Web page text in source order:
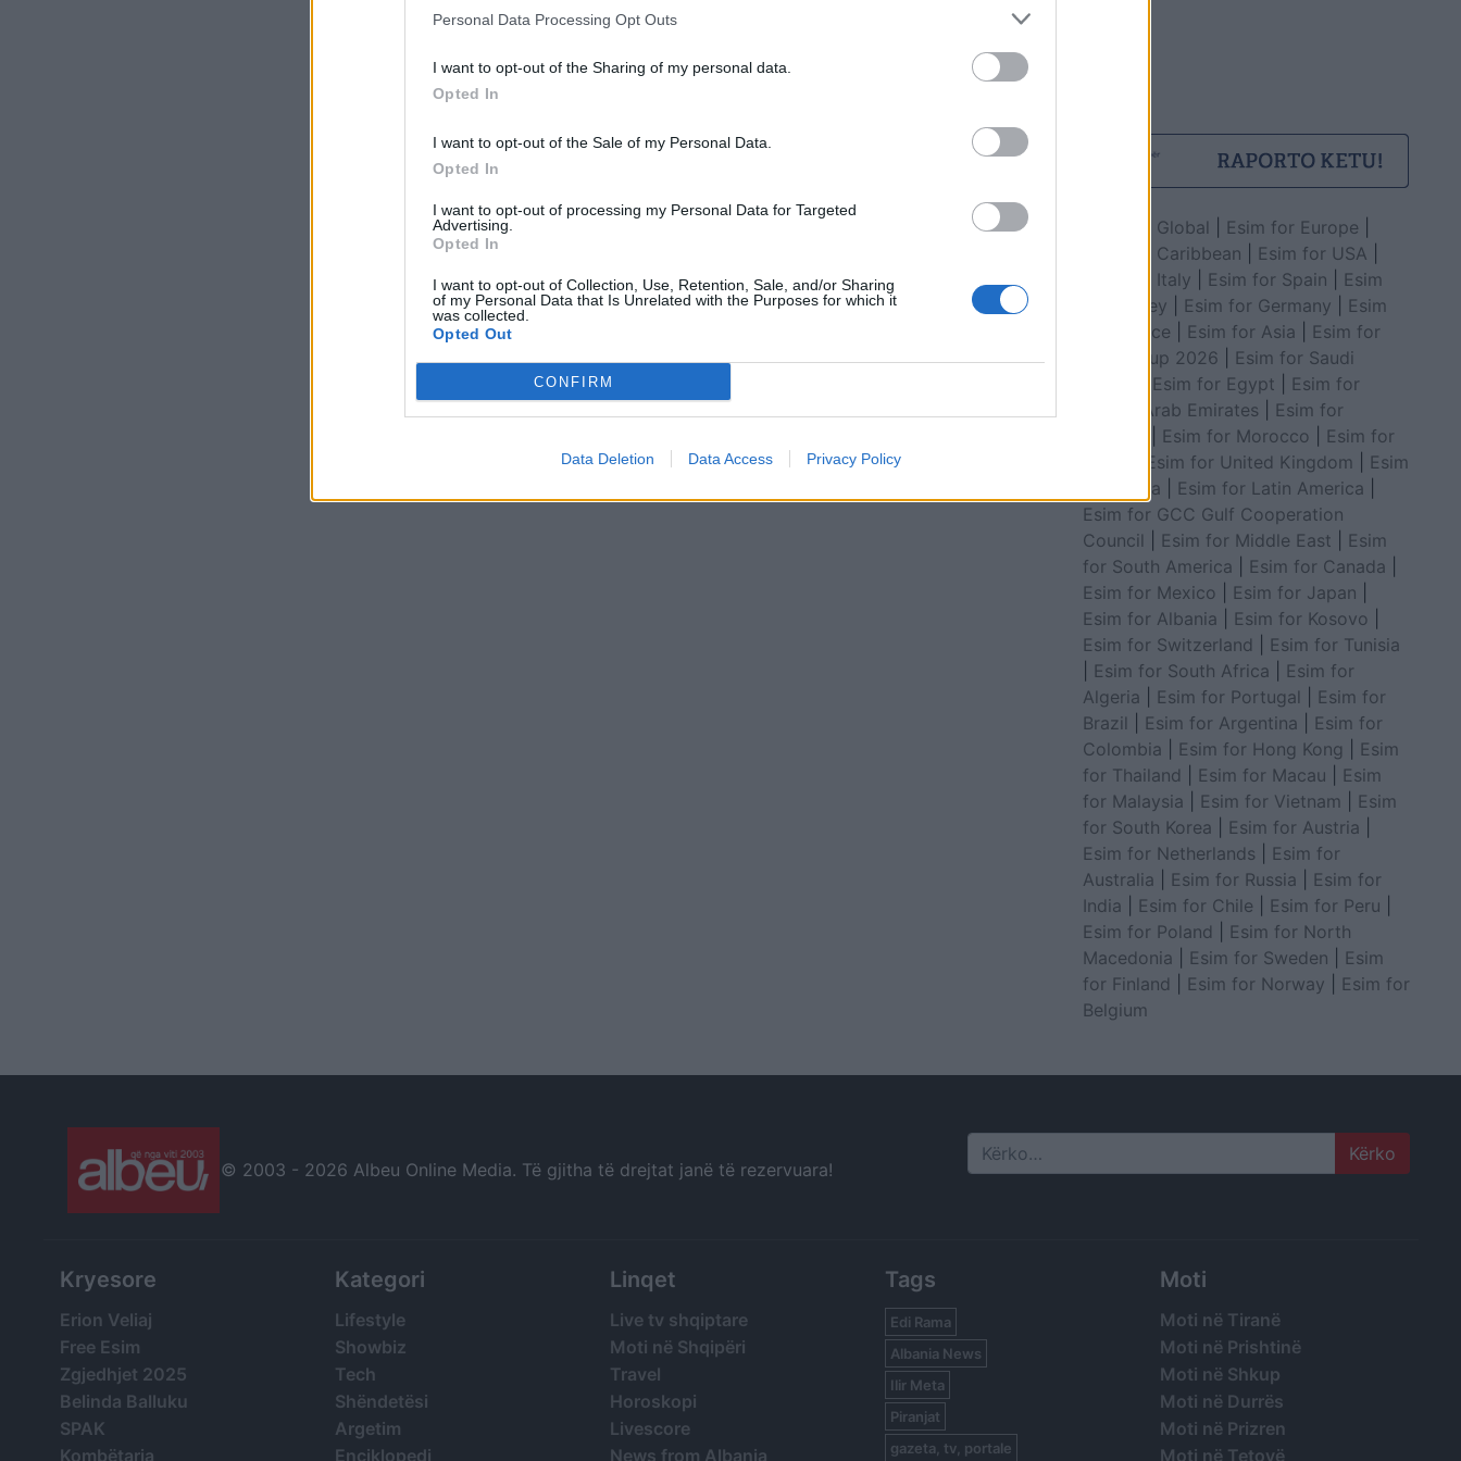
Personal Data Processing Opt Outs
I want to opt-out of the Sharing of my personal data.
Opted In
I want to opt-out of the Sale of my Personal Data.
Opted In
I want to opt-out of processing my Personal Data for Targeted
Advertising.
Opted In
I want to opt-out of Collection, Use, Retention, Sale, and/or Sharing
of my Personal Data that Is Unrelated with the Purposes for which it
was collected.
Opted Out
CONFIRM
Data Deletion Data Access Privacy Policy
Esim for Global Esim for Europe
Esim for Caribbean
Esim for USA
Esim for Italy
Esim for Spain
Esim
for Turkey
Esim for Germany
Esim
for Greece
Esim for Asia
Esim for
World Cup 2026
Esim for Saudi
Esim for Egypt
Esim for
United Arab Emirates
Esim for
Esim for Morocco
Esim for
Esim for United Kingdom
Esim
for Africa
Esim for Latin America
Esim for GCC Gulf Cooperation
Council
Esim for Middle East
Esim
for South America
Esim for Canada
Esim for Mexico
Esim for Japan
Esim for Albania
Esim for Kosovo
Esim for Switzerland
Esim for Tunisia
Esim for South Africa
Esim for
Algeria
Esim for Portugal
Esim for
Brazil
Esim for Argentina
Esim for
Colombia
Esim for Hong Kong
Esim
for Thailand
Esim for Macau
Esim
for Malaysia
Esim for Vietnam
Esim
for South Korea
Esim for Austria
Esim for Netherlands
Esim for
Australia
Esim for Russia
Esim for
India
Esim for Chile Esim for Peru
Esim for Poland
Esim for North
Macedonia
Esim for Sweden
Esim
for Finland
Esim for Norway
Esim for
Belgium
© 2003 - 2026 Albeu Online Media. Të gjitha të drejtat janë të rezervuara! Search
Kryesore
Erion Veliaj
Free Esim
Zgjedhjet 2025
Belinda Balluku
SPAK
Kombëtarja
Kategori
Lifestyle
Showbiz
Tech
Shëndetësi
Argetim
Enciklopedi
Linqet
Live tv shqiptare
Moti në Shqipëri
Travel
Horoskopi
Livescore
News from Albania
Tags
Edi Rama
Albania News
Ilir Meta
Piranjat
gazeta, tv, portale
Moti
Moti në Tiranë
Moti në Prishtinë
Moti në Shkup
Moti në Durrës
Moti në Prizren
Moti në Tetovë